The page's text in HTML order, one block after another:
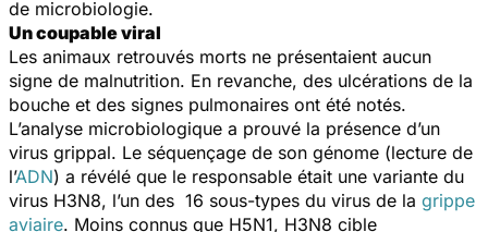
de microbiologie.
Un coupable viral
Les animaux retrouvés morts ne présentaient aucun
signe de malnutrition. En revanche, des ulcérations de la
bouche et des signes pulmonaires ont été notés.
L’analyse microbiologique a prouvé la présence d’un
virus grippal. Le séquençage de son génome (lecture de
l’ADN) a révélé que le responsable était une variante du
virus H3N8, l’un des 16 sous-types du virus de la grippe
aviaire. Moins connus que H5N1, H3N8 cible